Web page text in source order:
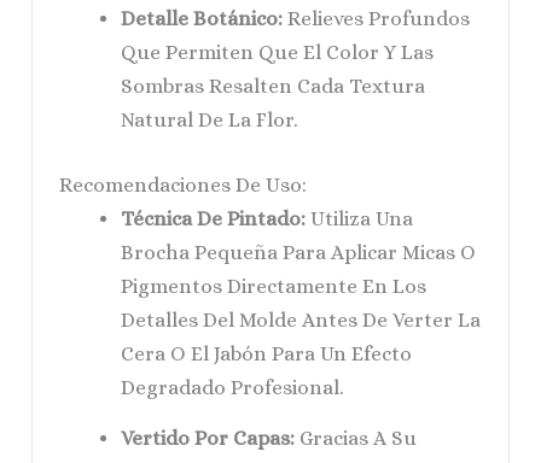
Detalle Botánico: Relieves Profundos
Que Permiten Que El Color Y Las
Sombras Resalten Cada Textura
Natural De La Flor.
Recomendaciones De Uso:
Técnica De Pintado: Utiliza Una
Brocha Pequeña Para Aplicar Micas O
Pigmentos Directamente En Los
Detalles Del Molde Antes De Verter La
Cera O El Jabón Para Un Efecto
Degradado Profesional.
Vertido Por Capas: Gracias A Su